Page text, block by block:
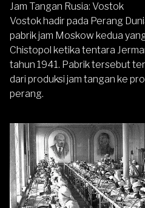
Jam Tangan Rusia: Vostok
Vostok hadir pada Perang
pabrik jam Moskow kedua
Chistopol ketika tentara
tahun 1941. Pabrik tersebut
dari produksi jam tangan ke
perang.